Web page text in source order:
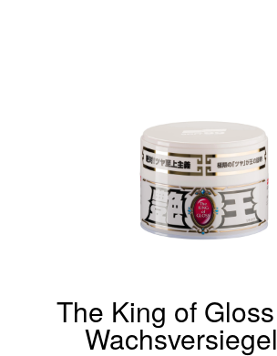
The King of